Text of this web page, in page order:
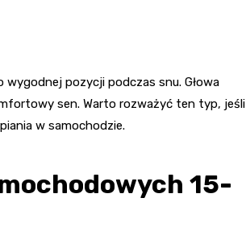
pozycji podczas snu. Głowa
sen. Warto rozważyć ten typ, jeśli
w samochodzie.
15-